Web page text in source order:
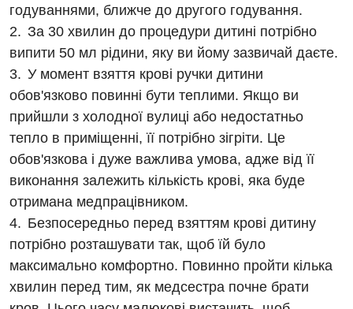
Вакансії
Заходи БПР
Інтернатура
Енциклопедія
Програма лояльності
Відгуки
Відео
Діагностика
Ангіографічні дослідження
Діагностичне відділення
Ендоскопічне відділення
Інструментальна діагностика
Комп’ютерна томографія
Відділ госпіталізації
Відділення кардіосудинної патології та неврології
Відділення невідкладних станів
годуваннями, ближче до другого годування.
За 30 хвилин до процедури дитині потрібно
випити 50 мл рідини, яку ви йому зазвичай даєте.
У момент взяття крові ручки дитини
обов'язково повинні бути теплими. Якщо ви
прийшли з холодної вулиці або недостатньо
тепло в приміщенні, її потрібно зігріти. Це
обов'язкова і дуже важлива умова, адже від її
виконання залежить кількість крові, яка буде
отримана медпрацівником.
Безпосередньо перед взяттям крові дитину
потрібно розташувати так, щоб їй було
максимально комфортно. Повинно пройти кілька
хвилин перед тим, як медсестра почне брати